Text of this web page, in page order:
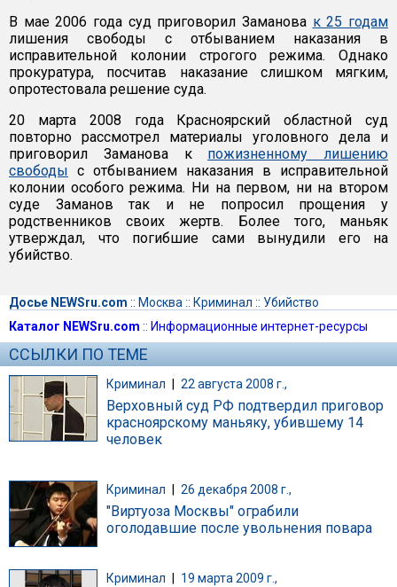
В мае 2006 года суд приговорил Заманова к 25 годам
лишения свободы с отбыванием наказания в
исправительной колонии строгого режима. Однако
прокуратура, посчитав наказание слишком мягким,
опротестовала решение суда.
20 марта 2008 года Красноярский областной суд
повторно рассмотрел материалы уголовного дела и
приговорил Заманова к пожизненному лишению
свободы с отбыванием наказания в исправительной
колонии особого режима. Ни на первом, ни на втором
суде Заманов так и не попросил прощения у
родственников своих жертв. Более того, маньяк
утверждал, что погибшие сами вынудили его на
убийство.
Досье NEWSru.com :: Москва :: Криминал :: Убийство
Каталог NEWSru.com :: Информационные интернет-ресурсы
ССЫЛКИ ПО ТЕМЕ
Криминал | 22 августа 2008 г.,
Верховный суд РФ подтвердил приговор
красноярскому маньяку, убившему 14
человек
Криминал 26 декабря 2008 г.,
"Виртуоза Москвы" ограбили
оголодавшие после увольнения повара
Криминал 19 марта 2009 г.,